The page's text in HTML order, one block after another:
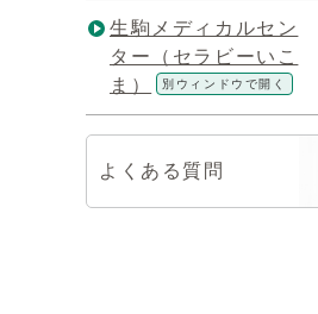
生駒メディカルセン
ター（セラビーいこ
ま）
別ウィンドウで開く
よくある質問